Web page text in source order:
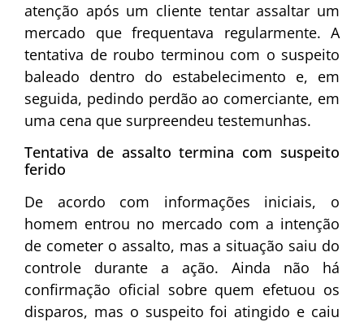
atenção após um cliente tentar assaltar um
mercado que frequentava regularmente. A
tentativa de roubo terminou com o suspeito
baleado dentro do estabelecimento e, em
seguida, pedindo perdão ao comerciante, em
uma cena que surpreendeu testemunhas.
Tentativa de assalto termina com suspeito
ferido
De acordo com informações iniciais, o
homem entrou no mercado com a intenção
de cometer o assalto, mas a situação saiu do
controle durante a ação. Ainda não há
confirmação oficial sobre quem efetuou os
disparos, mas o suspeito foi atingido e caiu